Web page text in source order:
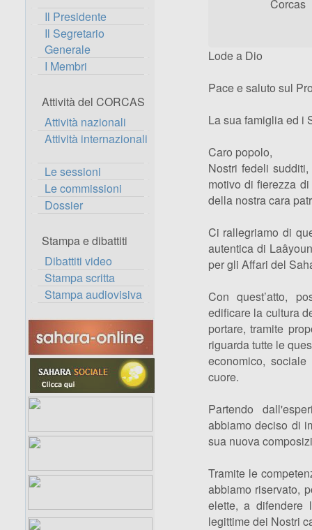
Il Presidente
Il Segretario
Generale
I Membri
Attività del CORCAS
Attività nazionali
Attività internazionali
Le sessioni
Le commissioni
Dossier
Stampa e dibattiti
Dibattiti video
Stampa scritta
Stampa audiovisiva
Corcas
Lode a Dio
Pace e saluto sul
La sua famiglia ed i
Caro popolo,
Nostri fedeli
motivo di fierezza
della nostra cara
Ci rallegriamo di
autentica di
per gli Affari del
Con quest’atto,
edificare la cultura
portare, tramite
riguarda tutte le
economico,
cuore.
Partendo
abbiamo deciso di
sua nuova
Tramite le
abbiamo riservato,
elette, a difendere
legittime dei Nostri